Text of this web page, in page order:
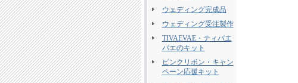
ウェディング完成品
ウェディング受注製作
TIVAEVAE・ティバエ
バエのキット
ピンクリボン・キャン
ペーン応援キット